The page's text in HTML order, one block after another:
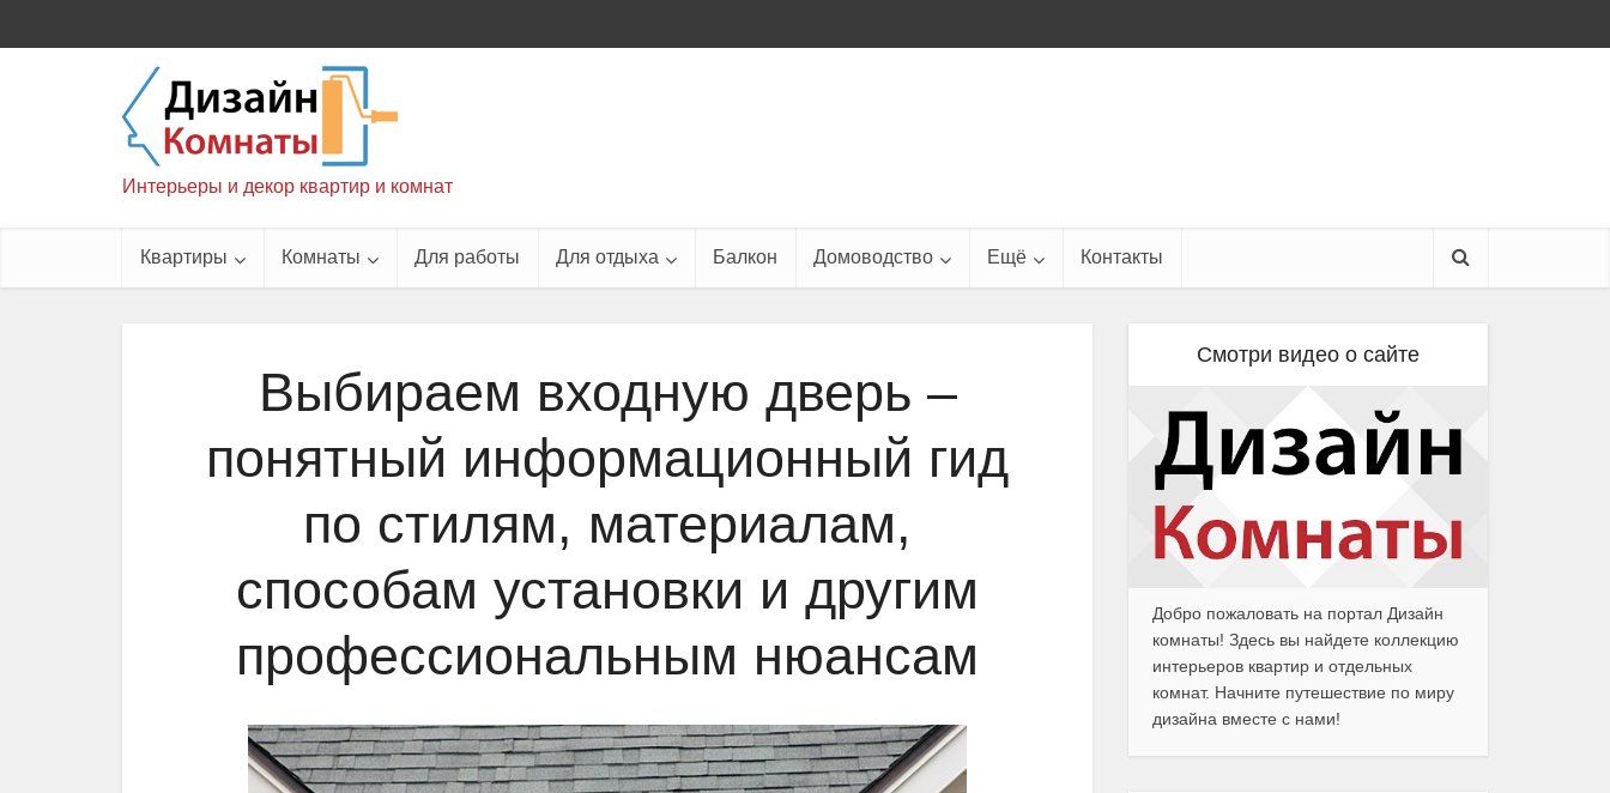
Интерьеры и декор квартир и комнат
Квартиры Комнаты Для работы Для отдыха Балкон Домоводство Ещё Контакты
Выбираем входную дверь –
понятный информационный гид
по стилям, материалам,
способам установки и другим
профессиональным нюансам
Смотри видео о сайте
Добро пожаловать на портал Дизайн
комнаты! Здесь вы найдете коллекцию
интерьеров квартир и отдельных
комнат. Начните путешествие по миру
дизайна вместе с нами!